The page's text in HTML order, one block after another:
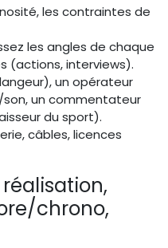
les contraintes de
les angles de chaque
(actions, interviews).
un opérateur
son, un commentateur
du sport).
câbles, licences
chrono,